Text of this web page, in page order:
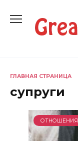
содержанию
ГЛАВНАЯ СТРАНИЦА
супруги
ОТНОШЕНИЯ